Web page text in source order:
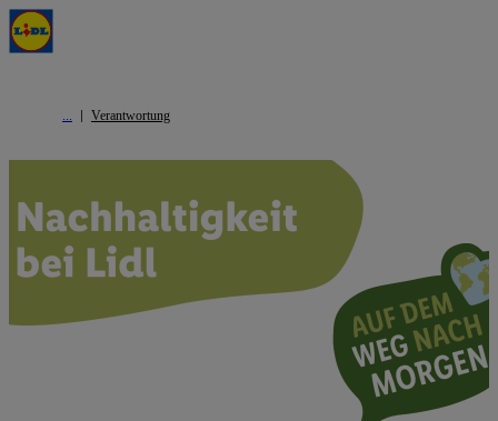
Verantwortung